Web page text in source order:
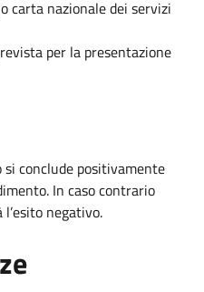
carta nazionale dei servizi
per la presentazione
conclude positivamente
In caso contrario
negativo.